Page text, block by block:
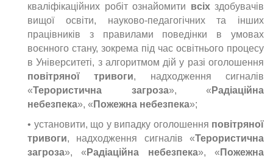
кваліфікаційних робіт ознайомити всіхздобувачів
вищої освіти, науково-педагогічних та інших
працівників з правилами поведінки в умовах
воєнного стану, зокрема під час освітнього процесу
в Університеті, з алгоритмом дій у разі оголошення
повітряної тривоги, надходження сигналів
«Терористична загроза», « Радіаційна
небезпека», « Пожежна небезпека»;
• установити, що у випадку оголошення повітряної
тривоги, надходження сигналів «Терористична
загроза», « Радіаційна небезпека», « Пожежна